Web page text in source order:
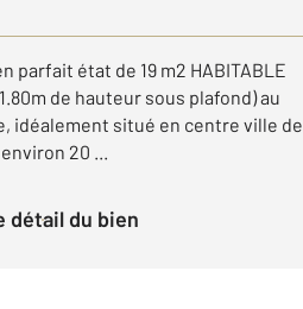
parfait état de 19 m2 HABITABLE
de hauteur sous plafond) au
idéalement situé en centre ville de
20 ...
détail du bien